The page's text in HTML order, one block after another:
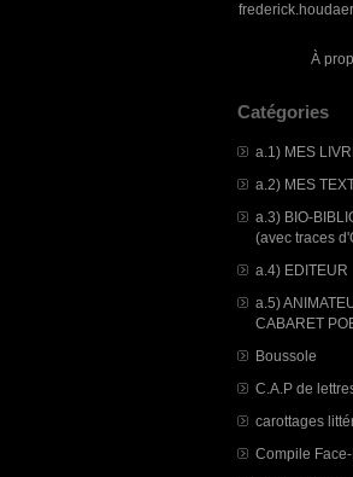
À
Catégories
a.1) MES
a.2) MES
a.3) BIO-
(avec traces
a.4) EDITEUR
a.5)
CABARET
Boussole
C.A.P de
carottages
Compile